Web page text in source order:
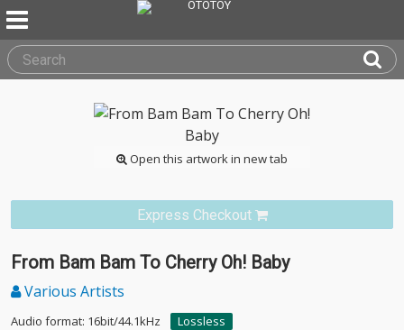
Open this artwork in new tab
Express Checkout
From Bam Bam To Cherry Oh! Baby
Various Artists
Audio format: 16bit/44.1kHz
Lossless